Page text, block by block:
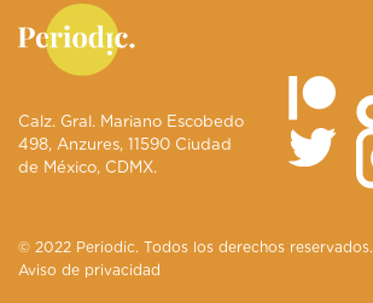
Calz. Gral. Mariano Escobedo
498, Anzures, 11590 Ciudad
de México, CDMX.
© 2022 Periodic. Todos los derechos reservados.
Aviso de privacidad